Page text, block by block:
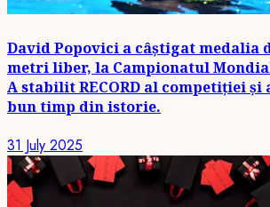
David Popovici a câștigat medalia
metri liber, la Campionatul
A stabilit RECORD al competiției și
bun timp din istorie.
31 July 2025